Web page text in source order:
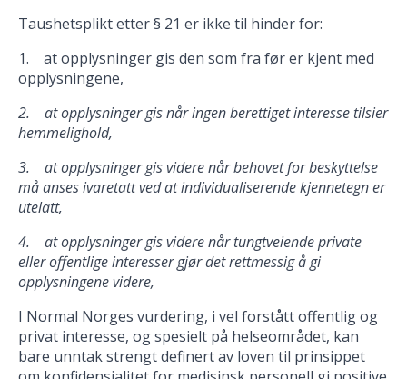
Taushetsplikt etter § 21 er ikke til hinder for:
1. at opplysninger gis den som fra før er kjent med
opplysningene,
2. at opplysninger gis når ingen berettiget interesse tilsier
hemmelighold,
3. at opplysninger gis videre når behovet for beskyttelse
må anses ivaretatt ved at individualiserende kjennetegn er
utelatt,
4. at opplysninger gis videre når tungtveiende private
eller offentlige interesser gjør det rettmessig å gi
opplysningene videre,
I Normal Norges vurdering, i vel forstått offentlig og
privat interesse, og spesielt på helseområdet, kan
bare unntak strengt definert av loven til prinsippet